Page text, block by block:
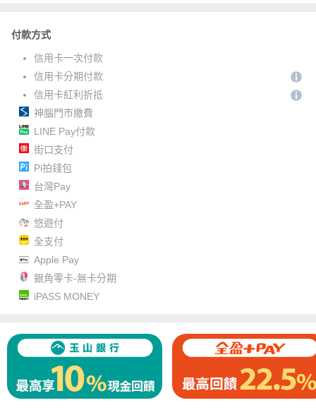
付款方式
信用卡一次付款
信用卡分期付款
信用卡紅利折抵
神腦門市繳費
LINE Pay付款
街口支付
Pi拍錢包
台灣Pay
全盈+PAY
悠遊付
全支付
Apple Pay
銀角零卡-無卡分期
iPASS MONEY